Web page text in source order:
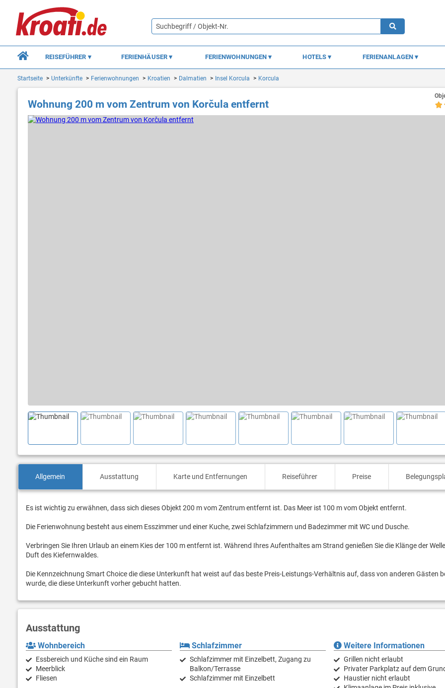
REISEFÜHRER FERIENHÄUSER FERIENWOHNUNGEN HOTELS FERIENANLAGEN
Startseite Unterkünfte Ferienwohnungen Kroatien Dalmatien Insel Korcula Korcula
Wohnung 200 m vom Zentrum von Korčula entfernt
Allgemein Ausstattung Karte und Entfernungen Reiseführer Preise
Es ist wichtig zu erwähnen, dass sich dieses Objekt 200 m vom Zentrum entfernt ist. Das Meer ist 100 m vom Objekt entfernt.
Die Ferienwohnung besteht aus einem Esszimmer und einer Kuche, zwei Schlafzimmern und Badezimmer mit WC und Dusche.
Verbringen Sie Ihren Urlaub an einem Kies der 100 m entfernt ist. Während Ihres Aufenthaltes am Strand genießen Sie die Klänge der
Duft des Kiefernwaldes.
Die Kennzeichnung Smart Choice die diese Unterkunft hat weist auf das beste Preis-Leistungs-Verhältnis auf, dass von anderen Gästen
wurde, die diese Unterkunft vorher gebucht hatten.
Ausstattung
Wohnbereich
Essbereich und Küche sind ein Raum
Meerblick
Fliesen
Schlafzimmer
Schlafzimmer mit Einzelbett, Zugang zu
Balkon/Terrasse
Schlafzimmer mit Einzelbett
Weitere Informationen
Grillen nicht erlaubt
Privater Parkplatz auf dem
Haustier nicht erlaubt